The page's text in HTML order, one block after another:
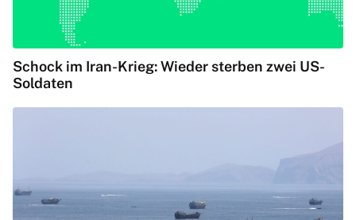
Schock im Iran-Krieg: Wieder sterben zwei US-
Soldaten